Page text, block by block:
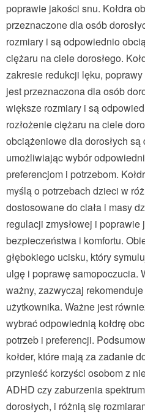
poprawie jakości snu. Kołdra
przeznaczone dla osób
rozmiary i są odpowiednio
ciężaru na ciele dorosłego.
zakresie redukcji lęku,
jest przeznaczona dla osób
większe rozmiary i są
rozłożenie ciężaru na ciele
obciążeniowe dla dorosłych
umożliwiając wybór
preferencjom i potrzebom.
myślą o potrzebach dzieci w
dostosowane do ciała i masy
regulacji zmysłowej i
bezpieczeństwa i komfortu.
głębokiego ucisku, który
ulgę i poprawę samopoczucia.
ważny, zazwyczaj
użytkownika. Ważne jest
wybrać odpowiednią kołdrę
potrzeb i preferencji.
kołder, które mają za zadanie
przynieść korzyści osobom z
ADHD czy zaburzenia
dorosłych, i różnią się